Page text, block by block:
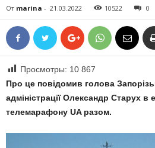
От marina - 21.03.2022 10522 0
Просмотры: 10 867
Про це повідомив голова
адміністрації Олександр Старух в
телемарафону UAразом.